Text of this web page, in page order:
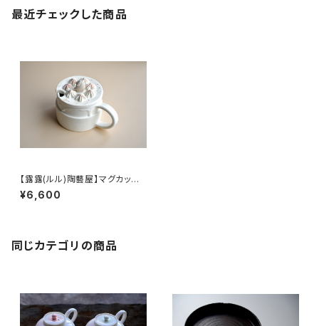
最近チェックした商品
【露露(ルル)陶藝屋】マグカップ/
【Lulu Pottery 】Mug
¥6,600
同じカテゴリの商品